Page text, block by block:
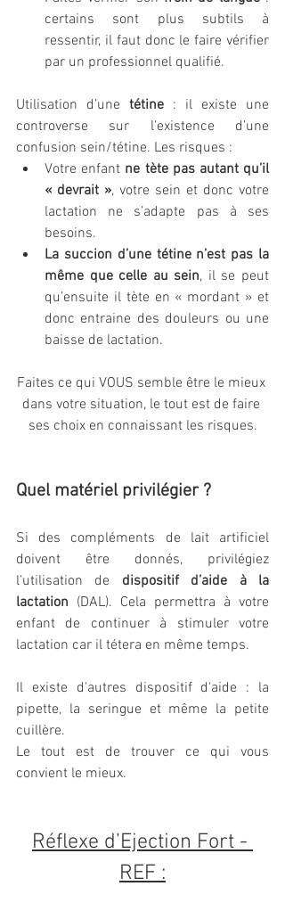
certains sont plus subtils à
ressentir, il faut donc le faire vérifier
par un professionnel qualifié.
Utilisation d’une tétine : il existe une
controverse sur l’existence d’une
confusion sein/tétine. Les risques :
Votre enfant ne tète pas autant qu’il
« devrait », votre sein et donc votre
lactation ne s’adapte pas à ses
besoins.
La succion d’une tétine n’est pas la
même que celle au sein, il se peut
qu’ensuite il tète en « mordant » et
donc entraine des douleurs ou une
baisse de lactation.
Faites ce qui VOUS semble être le mieux
dans votre situation, le tout est de faire
ses choix en connaissant les risques.
Quel matériel privilégier ?
Si des compléments de lait artificiel
doivent être donnés, privilégiez
l’utilisation de dispositif d’aide à la
lactation (DAL). Cela permettra à votre
enfant de continuer à stimuler votre
lactation car il tétera en même temps.
Il existe d'autres dispositif d'aide : la
pipette, la seringue et même la petite
cuillère.
Le tout est de trouver ce qui vous
convient le mieux.
Réflexe d’Ejection Fort -
REF :